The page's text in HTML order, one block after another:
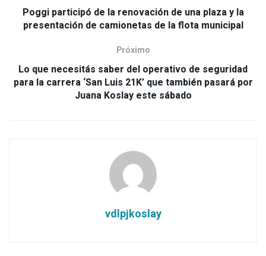
Poggi participó de la renovación de una plaza y la
presentación de camionetas de la flota municipal
Próximo
Lo que necesitás saber del operativo de seguridad
para la carrera ‘San Luis 21K’ que también pasará por
Juana Koslay este sábado
vdlpjkoslay